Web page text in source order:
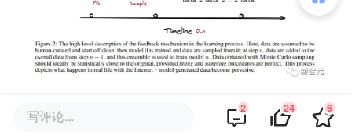
此外，互联网语料被污染还有一个原因——
写评论... 2 24 6